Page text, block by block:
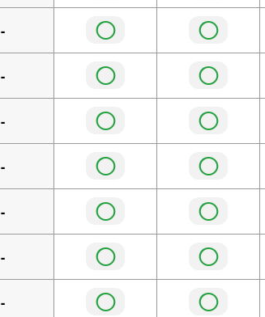
- ◯ ◯
- ◯ ◯
- ◯ ◯
- ◯ ◯
- ◯ ◯
- ◯ ◯
- ◯ ◯